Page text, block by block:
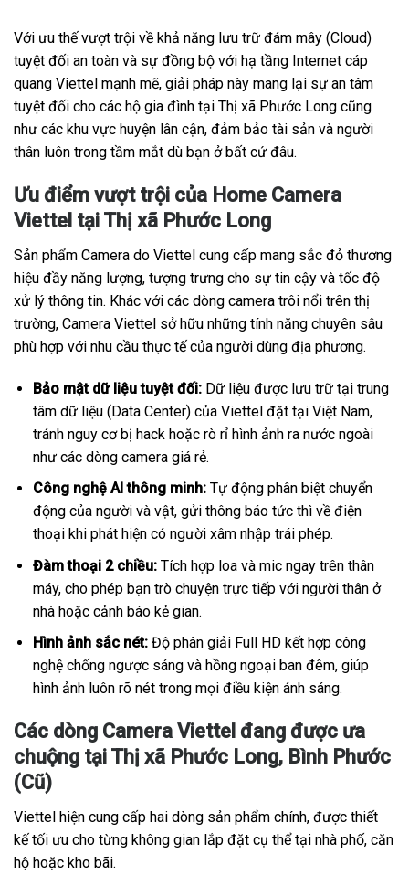
Với ưu thế vượt trội về khả năng lưu trữ đám mây (Cloud)
tuyệt đối an toàn và sự đồng bộ với hạ tầng Internet cáp
quang Viettel mạnh mẽ, giải pháp này mang lại sự an tâm
tuyệt đối cho các hộ gia đình tại Thị xã Phước Long cũng
như các khu vực huyện lân cận, đảm bảo tài sản và người
thân luôn trong tầm mắt dù bạn ở bất cứ đâu.
Ưu điểm vượt trội của Home Camera
Viettel tại Thị xã Phước Long
Sản phẩm Camera do Viettel cung cấp mang sắc đỏ thương
hiệu đầy năng lượng, tượng trưng cho sự tin cậy và tốc độ
xử lý thông tin. Khác với các dòng camera trôi nổi trên thị
trường, Camera Viettel sở hữu những tính năng chuyên sâu
phù hợp với nhu cầu thực tế của người dùng địa phương.
Bảo mật dữ liệu tuyệt đối:Dữ liệu được lưu trữ tại trung
tâm dữ liệu (Data Center) của Viettel đặt tại Việt Nam,
tránh nguy cơ bị hack hoặc rò rỉ hình ảnh ra nước ngoài
như các dòng camera giá rẻ.
Công nghệ AI thông minh:Tự động phân biệt chuyển
động của người và vật, gửi thông báo tức thì về điện
thoại khi phát hiện có người xâm nhập trái phép.
Đàm thoại 2 chiều:Tích hợp loa và mic ngay trên thân
máy, cho phép bạn trò chuyện trực tiếp với người thân ở
nhà hoặc cảnh báo kẻ gian.
Hình ảnh sắc nét:Độ phân giải Full HD kết hợp công
nghệ chống ngược sáng và hồng ngoại ban đêm, giúp
hình ảnh luôn rõ nét trong mọi điều kiện ánh sáng.
Các dòng Camera Viettel đang được ưa
chuộng tại Thị xã Phước Long, Bình Phước
(Cũ)
Viettel hiện cung cấp hai dòng sản phẩm chính, được thiết
kế tối ưu cho từng không gian lắp đặt cụ thể tại nhà phố, căn
hộ hoặc kho bãi.